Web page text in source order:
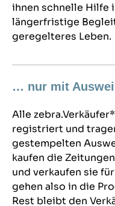
ihnen schnelle Hilfe
längerfristige
geregelteres Leben.
… nur mit
Alle
registriert und
gestempelten
kaufen die
und verkaufen sie
gehen also in die
Rest bleibt den